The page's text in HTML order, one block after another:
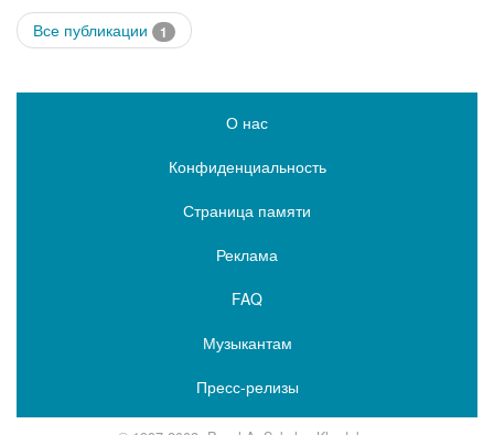
Все публикации 1
О нас
Конфиденциальность
Страница памяти
Реклама
FAQ
Музыкантам
Пресс-релизы